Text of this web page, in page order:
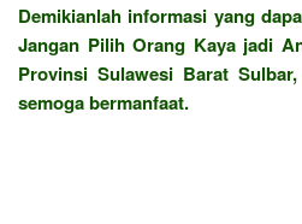
Demikianlah informasi yang
Jangan Pilih Orang Kaya jadi
Provinsi Sulawesi Barat
semoga bermanfaat.